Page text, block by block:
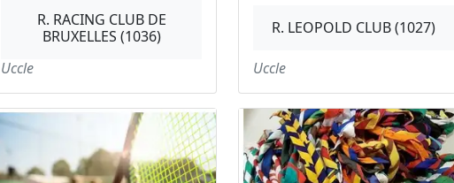
R. RACING CLUB DE
BRUXELLES (1036)
Uccle
R. LEOPOLD CLUB (1027)
Uccle